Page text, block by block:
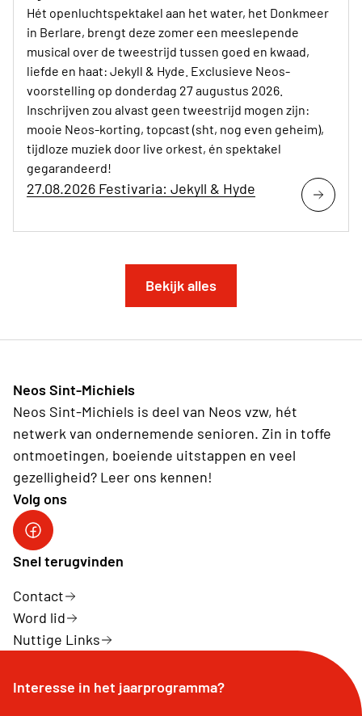
Hét openluchtspektakel aan het water, het Donkmeer
in Berlare, brengt deze zomer een meeslepende
musical over de tweestrijd tussen goed en kwaad,
liefde en haat: Jekyll & Hyde. Exclusieve Neos-
voorstelling op donderdag 27 augustus 2026.
Inschrijven zou alvast geen tweestrijd mogen zijn:
mooie Neos-korting, topcast (sht, nog even geheim),
tijdloze muziek door live orkest, én spektakel
gegarandeerd!
27.08.2026 Festivaria: Jekyll & Hyde
Bekijk alles
Neos Sint-Michiels
Neos Sint-Michiels is deel van Neos vzw, hét
netwerk van ondernemende senioren. Zin in toffe
ontmoetingen, boeiende uitstappen en veel
gezelligheid? Leer ons kennen!
Volg ons
Sint-Michiels op Facebook
Snel terugvinden
Contact
Word lid
Nuttige Links
Interesse in het jaarprogramma?